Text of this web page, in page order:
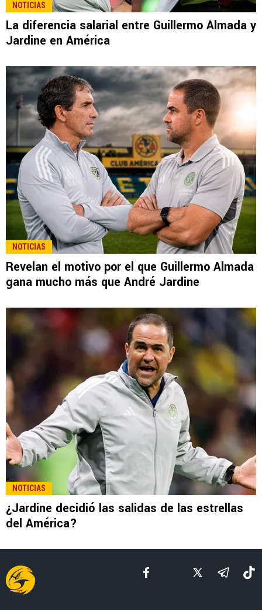
NOTICIAS
La diferencia salarial entre Guillermo Almada y
Jardine en América
NOTICIAS
Revelan el motivo por el que Guillermo Almada
gana mucho más que André Jardine
NOTICIAS
¿Jardine decidió las salidas de las estrellas
del América?